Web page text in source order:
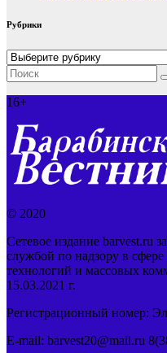
Рубрики
Рубрики
16+
© 2020
Сетевое издание barvest.ru
службой по надзору в
технологий и массовых
15.03.2021 г.
Регистрационный номер:
E-mail: barvest20@mail.ru